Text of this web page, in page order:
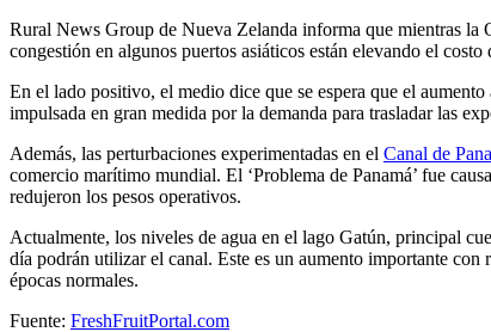
Rural News Group de Nueva Zelanda informa que mientras la
congestión en algunos puertos asiáticos están elevando el
En el lado positivo, el medio dice que se espera que el
impulsada en gran medida por la demanda para trasladar las
Además, las perturbaciones experimentadas en el Canal de
comercio marítimo mundial. El ‘Problema de Panamá’ fue
redujeron los pesos operativos.
Actualmente, los niveles de agua en el lago Gatún, principal
día podrán utilizar el canal. Este es un aumento importante
épocas normales.
Fuente: FreshFruitPortal.com